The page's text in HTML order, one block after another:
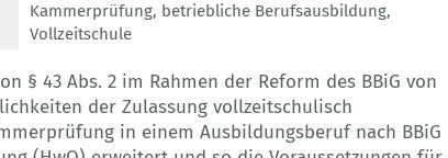
Kammerprüfung, betriebliche Berufsausbildung,
Vollzeitschule
§ 43 Abs. 2 im Rahmen der Reform des BBiG von
der Zulassung vollzeitschulisch
in einem Ausbildungsberuf nach BBiG